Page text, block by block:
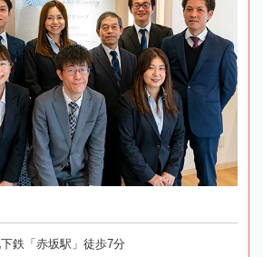
鉄「赤坂駅」徒歩7分